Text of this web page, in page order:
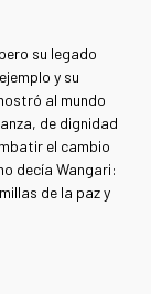
su legado
y su
al mundo
de dignidad
el cambio
decía Wangari:
de la paz y